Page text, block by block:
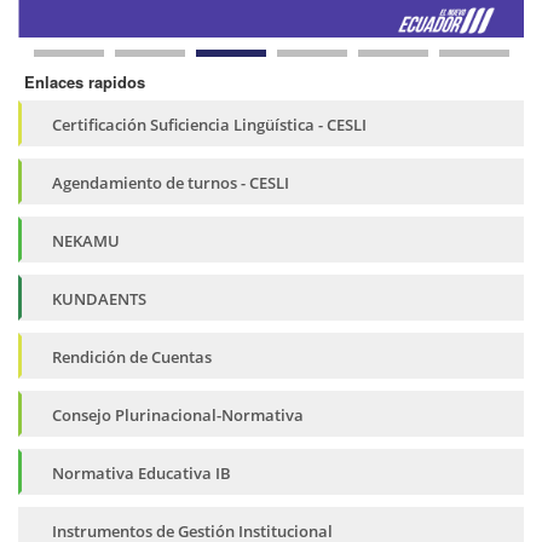
Enlaces rapidos
Certificación Suficiencia Lingüística - CESLI
Agendamiento de turnos - CESLI
NEKAMU
KUNDAENTS
Rendición de Cuentas
Consejo Plurinacional-Normativa
Normativa Educativa IB
Instrumentos de Gestión Institucional